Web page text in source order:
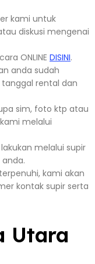
kami untuk
diskusi mengenai
ONLINE DISINI.
anda sudah
rental dan
sim, foto ktp atau
melalui
melalui supir
kami akan
kontak supir serta
Utara